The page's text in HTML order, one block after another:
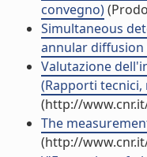
convegno)
Simultaneous
annular
Valutazione
(Rapporti
(http://
The
(http://